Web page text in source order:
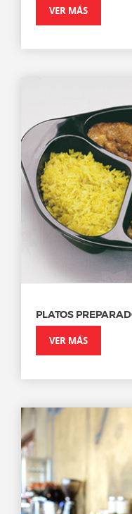
VER MÁS
PLATOS
VER MÁS